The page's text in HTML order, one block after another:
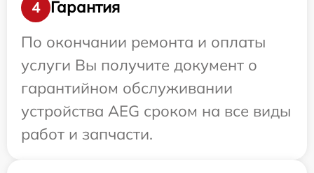
4
Гарантия
По окончании ремонта и оплаты
услуги Вы получите документ о
гарантийном обслуживании
устройства AEG сроком на все виды
работ и запчасти.